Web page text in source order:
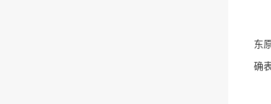
伊
东
确